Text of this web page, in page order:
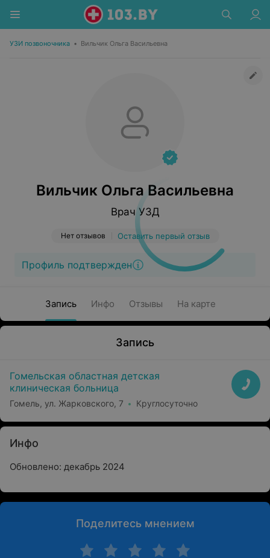
УЗИ позвоночника • Вильчик Ольга Васильевна
Вильчик Ольга Васильевна
Врач УЗД
Нет отзывов Оставить первый отзыв
Профиль подтвержден
Запись Инфо Отзывы На карте
Запись
Гомельская областная детская
клиническая больница
Гомель, ул. Жарковского, 7 Круглосуточно
Инфо
Обновлено: декабрь 2024
Поделитесь мнением